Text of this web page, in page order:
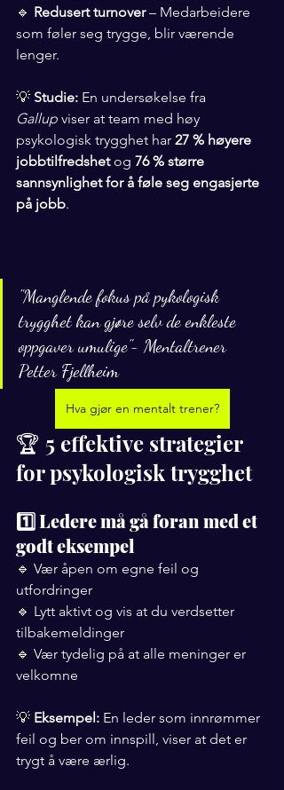
🔹 Redusert turnover – Medarbeidere
som føler seg trygge, blir værende
lenger.
💡 Studie: En undersøkelse fra
Gallup viser at team med høy
psykologisk trygghet har 27 % høyere
jobbtilfredshet og 76 % større
sannsynlighet for å føle seg engasjerte
på jobb.
"Manglende fokus på pykologisk
trygghet kan gjøre selv de enkleste
oppgaver umulige"- Mentaltrener
Petter Fjellheim
Hva gjør en mentalt trener?
🏆 5 effektive strategier
for psykologisk trygghet
1️⃣ Ledere må gå foran med et
godt eksempel
🔹 Vær åpen om egne feil og
utfordringer
🔹 Lytt aktivt og vis at du verdsetter
tilbakemeldinger
🔹 Vær tydelig på at alle meninger er
velkomne
💡 Eksempel: En leder som innrømmer
feil og ber om innspill, viser at det er
trygt å være ærlig.